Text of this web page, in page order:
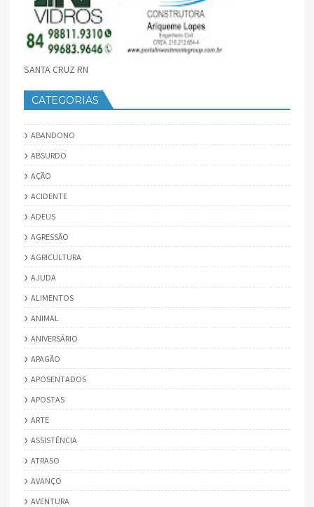
SANTA CRUZ RN
CATEGORIAS
ABANDONO
ABSURDO
AÇÃO
ACIDENTE
ADEUS
AGRESSÃO
AGRICULTURA
AJUDA
ALIMENTOS
ANIMAL
ANIVERSÁRIO
APAGÃO
APOSENTADOS
APOSTAS
ARTE
ASSISTÊNCIA
ATRASO
AVANÇO
AVENTURA